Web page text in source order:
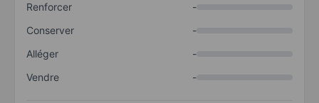
Renforcer
-
Conserver
-
Alléger
-
Vendre
-